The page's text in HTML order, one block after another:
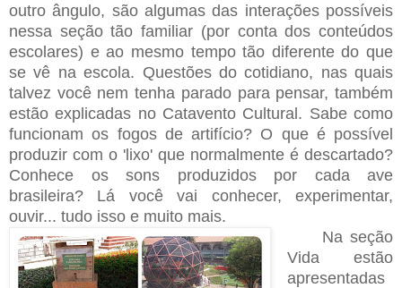
outro ângulo, são algumas das interações possíveis
nessa seção tão familiar (por conta dos conteúdos
escolares) e ao mesmo tempo tão diferente do que
se vê na escola. Questões do cotidiano, nas quais
talvez você nem tenha parado para pensar, também
estão explicadas no Catavento Cultural. Sabe como
funcionam os fogos de artifício? O que é possível
produzir com o 'lixo' que normalmente é descartado?
Conhece os sons produzidos por cada ave
brasileira? Lá você vai conhecer, experimentar,
ouvir... tudo isso e muito mais.
Na seção
Vida estão
apresentadas